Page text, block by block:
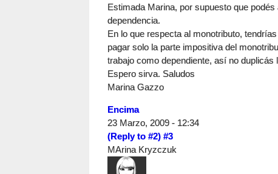
Estimada Marina, por supuesto que
dependencia.
En lo que respecta al monotributo,
pagar solo la parte impositiva del
trabajo como dependiente, así no duplicás
Espero sirva. Saludos
Marina Gazzo
Encima
23 Marzo, 2009 - 12:34
(Reply to #2) #3
MArina Kryzczuk